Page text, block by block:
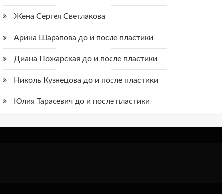
Жена Сергея Светлакова
Арина Шарапова до и после пластики
Диана Пожарская до и после пластики
Николь Кузнецова до и после пластики
Юлия Тарасевич до и после пластики